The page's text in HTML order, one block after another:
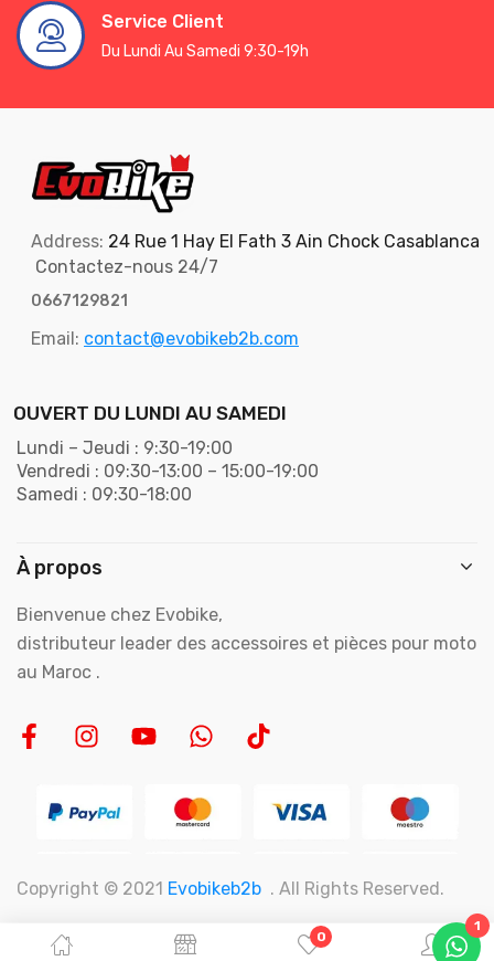
0
Service Client
Du Lundi Au Samedi 9:30-19h
Address: 24 Rue 1 Hay El Fath 3 Ain Chock Casablanca
Contactez-nous 24/7
0667129821
Email: contact@evobikeb2b.com
OUVERT DU LUNDI AU SAMEDI
Lundi – Jeudi : 9:30-19:00
Vendredi : 09:30-13:00 – 15:00-19:00
Samedi : 09:30-18:00
À propos
Bienvenue chez Evobike,
distributeur leader des accessoires et pièces pour moto
au Maroc .
Copyright © 2021 Evobikeb2b . All Rights Reserved.
1